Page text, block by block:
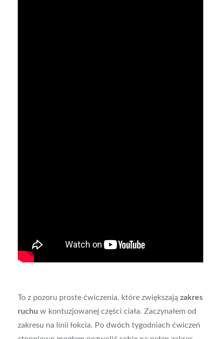
To z pozoru proste ćwiczenia, które zwiększają zakres
ruchu w kontuzjowanej części ciała. Zaczynałem od
zakresu na linii łokcia. Po dwóch tygodniach ćwiczeń